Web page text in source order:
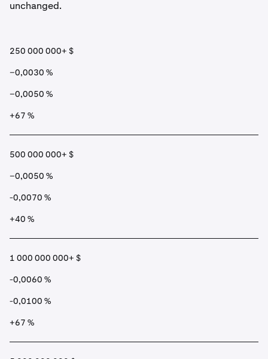
unchanged.
250 000 000+ $
−0,0030 %
−0,0050 %
+67 %
500 000 000+ $
−0,0050 %
-0,0070 %
+40 %
1 000 000 000+ $
-0,0060 %
-0,0100 %
+67 %